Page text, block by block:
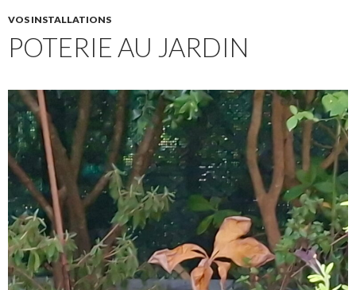
VOS INSTALLATIONS
POTERIE AU JARDIN